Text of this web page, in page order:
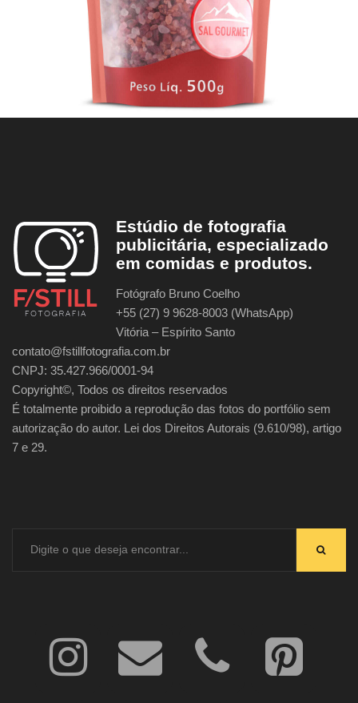
Estúdio de fotografia
publicitária, especializado
em comidas e produtos.
Fotógrafo Bruno Coelho
+55 (27) 9 9628-8003 (WhatsApp)
Vitória – Espírito Santo
contato@fstillfotografia.com.br
CNPJ: 35.427.966/0001-94
Copyright©, Todos os direitos reservados
É totalmente proibido a reprodução das fotos do portfólio sem
autorização do autor. Lei dos Direitos Autorais (9.610/98), artigo
7 e 29.